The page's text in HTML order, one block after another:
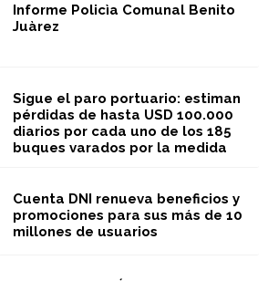
Informe Policìa Comunal Benito
Juàrez
Sigue el paro portuario: estiman
pérdidas de hasta USD 100.000
diarios por cada uno de los 185
buques varados por la medida
Cuenta DNI renueva beneficios y
promociones para sus más de 10
millones de usuarios